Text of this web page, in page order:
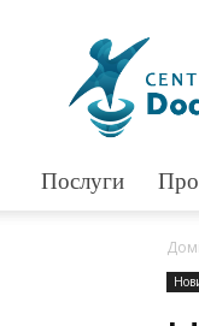
Послуги